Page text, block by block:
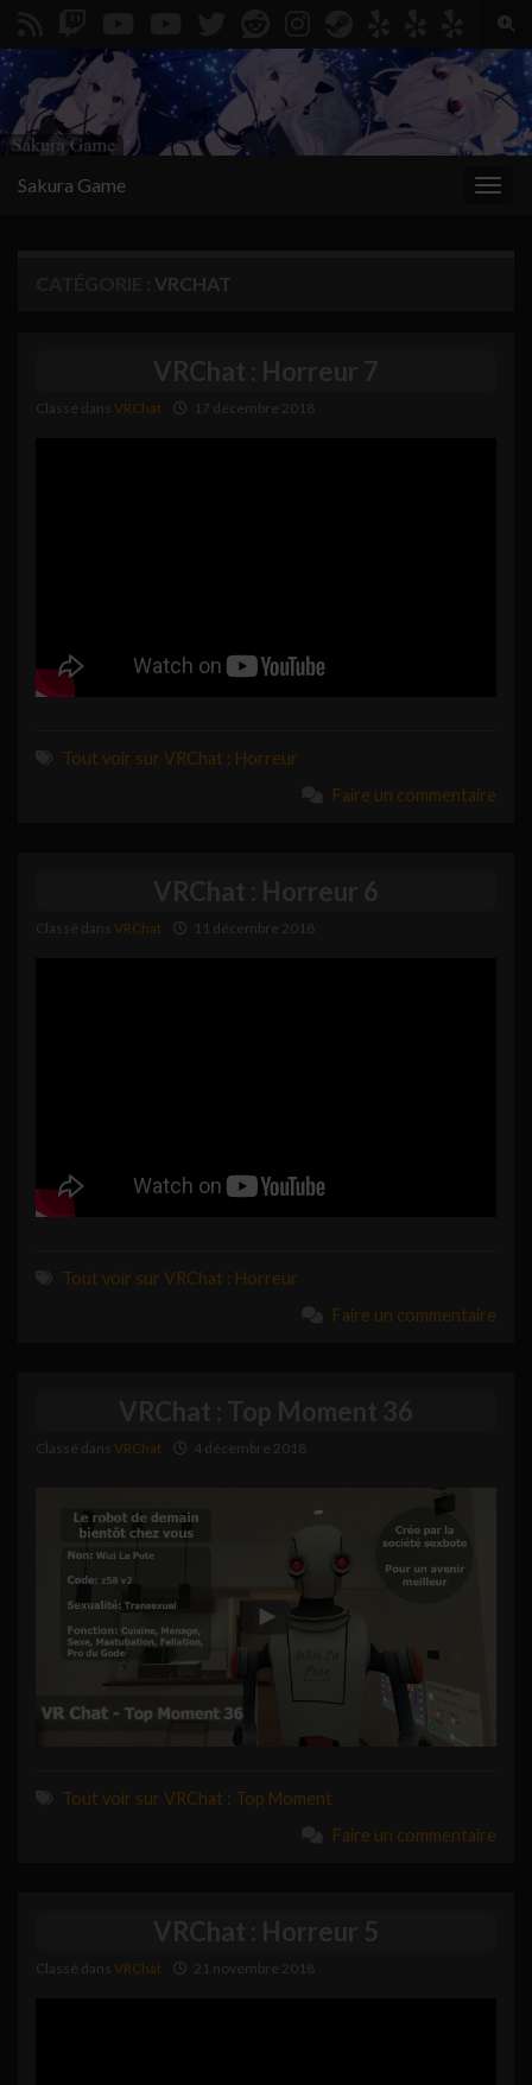
Search for:
Sakura Game
VRCHAT
VRChat : Horreur 7
Classé dans VRChat 17 décembre 2018
Tout voir sur VRChat : Horreur
Faire un commentaire
VRChat : Horreur 6
Classé dans VRChat 11 décembre 2018
Tout voir sur VRChat : Horreur
Faire un commentaire
VRChat : Top Moment 36
Classé dans VRChat 4 décembre 2018
Tout voir sur VRChat : Top Moment
Faire un commentaire
VRChat : Horreur 5
Classé dans VRChat 21 novembre 2018